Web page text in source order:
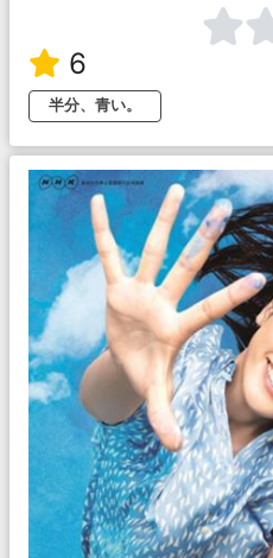
6
半分、青い。